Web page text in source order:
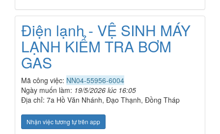
Điện lạnh - VỆ SINH MÁY
LẠNH KIỂM TRA BƠM
GAS
Mã công việc: NN04-55956-6004
Ngày muốn làm: 19/5/2026 lúc 16:05
Địa chỉ: 7a Hồ Văn Nhánh, Đạo Thạnh, Đồng Tháp
Nhận việc tương tự trên app